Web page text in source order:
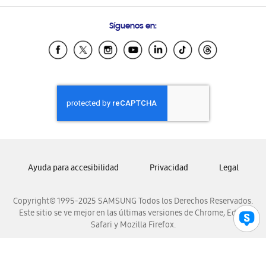
Samsung Ecuador
Samsung El Salvador
Samsung Honduras
Samsung Nicaragua
Samsung Panamá
Samsung Venezuela
Síguenos en:
Copyright© 1995-2025 SAMSUNG Todos los Derechos Reservados.
Este sitio se ve mejor en las últimas versiones de Chrome, Edge,
Safari y Mozilla Firefox.
Ayuda para accesibilidad Privacidad Legal